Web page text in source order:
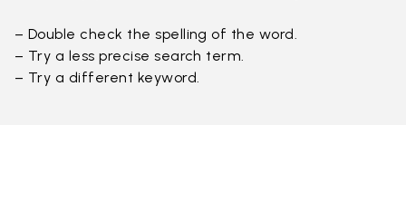
– Double check the spelling of the word.
– Try a less precise search term.
– Try a different keyword.